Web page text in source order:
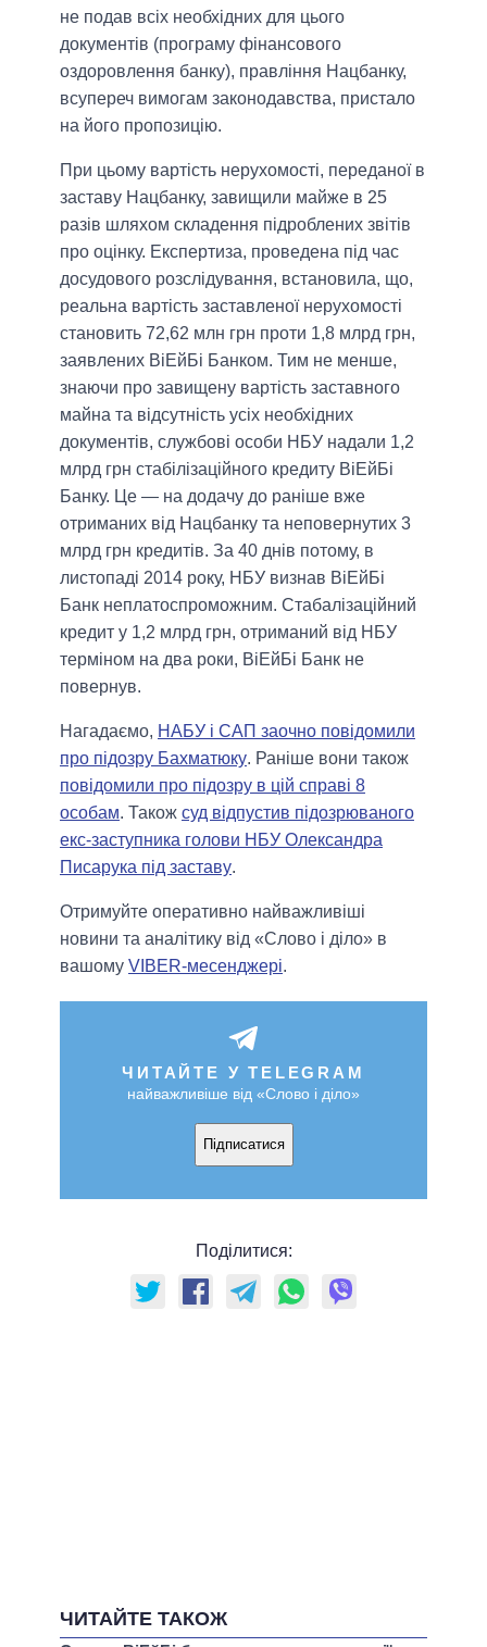
не подав всіх необхідних для цього
документів (програму фінансового
оздоровлення банку), правління Нацбанку,
всупереч вимогам законодавства, пристало
на його пропозицію.
При цьому вартість нерухомості, переданої в
заставу Нацбанку, завищили майже в 25
разів шляхом складення підроблених звітів
про оцінку. Експертиза, проведена під час
досудового розслідування, встановила, що,
реальна вартість заставленої нерухомості
становить 72,62 млн грн проти 1,8 млрд грн,
заявлених ВіЕйБі Банком. Тим не менше,
знаючи про завищену вартість заставного
майна та відсутність усіх необхідних
документів, службові особи НБУ надали 1,2
млрд грн стабілізаційного кредиту ВіЕйБі
Банку. Це — на додачу до раніше вже
отриманих від Нацбанку та неповернутих 3
млрд грн кредитів. За 40 днів потому, в
листопаді 2014 року, НБУ визнав ВіЕйБі
Банк неплатоспроможним. Стабалізаційний
кредит у 1,2 млрд грн, отриманий від НБУ
терміном на два роки, ВіЕйБі Банк не
повернув.
Нагадаємо, НАБУ і САП заочно повідомили
про підозру Бахматюку. Раніше вони також
повідомили про підозру в цій справі 8
особам. Також суд відпустив підозрюваного
екс-заступника голови НБУ Олександра
Писарука під заставу.
Отримуйте оперативно найважливіші
новини та аналітику від «Слово і діло» в
вашому VIBER-месенджері.
ЧИТАЙТЕ У TELEGRAM
найважливіше від «Слово і діло»
Підписатися
Поділитися:
ЧИТАЙТЕ ТАКОЖ